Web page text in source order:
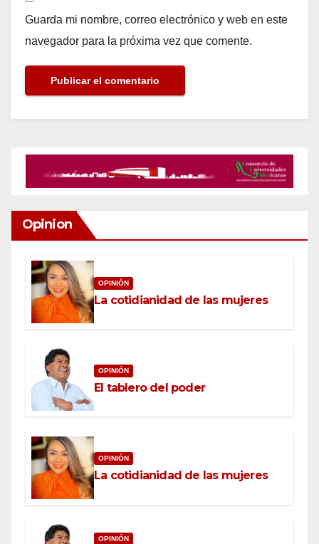
Guarda mi nombre, correo electrónico y web en este
navegador para la próxima vez que comente.
Opinion
OPINIÓN
La cotidianidad de las mujeres
OPINIÓN
El tablero del poder
OPINIÓN
La cotidianidad de las mujeres
OPINIÓN